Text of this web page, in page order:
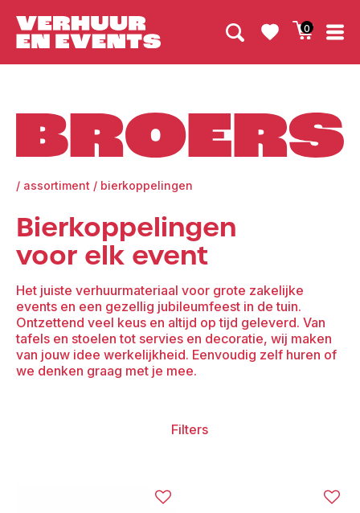
0
/ assortiment / bierkoppelingen
Bierkoppelingen
voor elk event
Het juiste verhuurmateriaal voor grote zakelijke
events en een gezellig jubileumfeest in de tuin.
Ontzettend veel keus en altijd op tijd geleverd. Van
tafels en stoelen tot servies en decoratie, wij maken
van jouw idee werkelijkheid. Eenvoudig zelf huren of
we denken graag met je mee.
Filters